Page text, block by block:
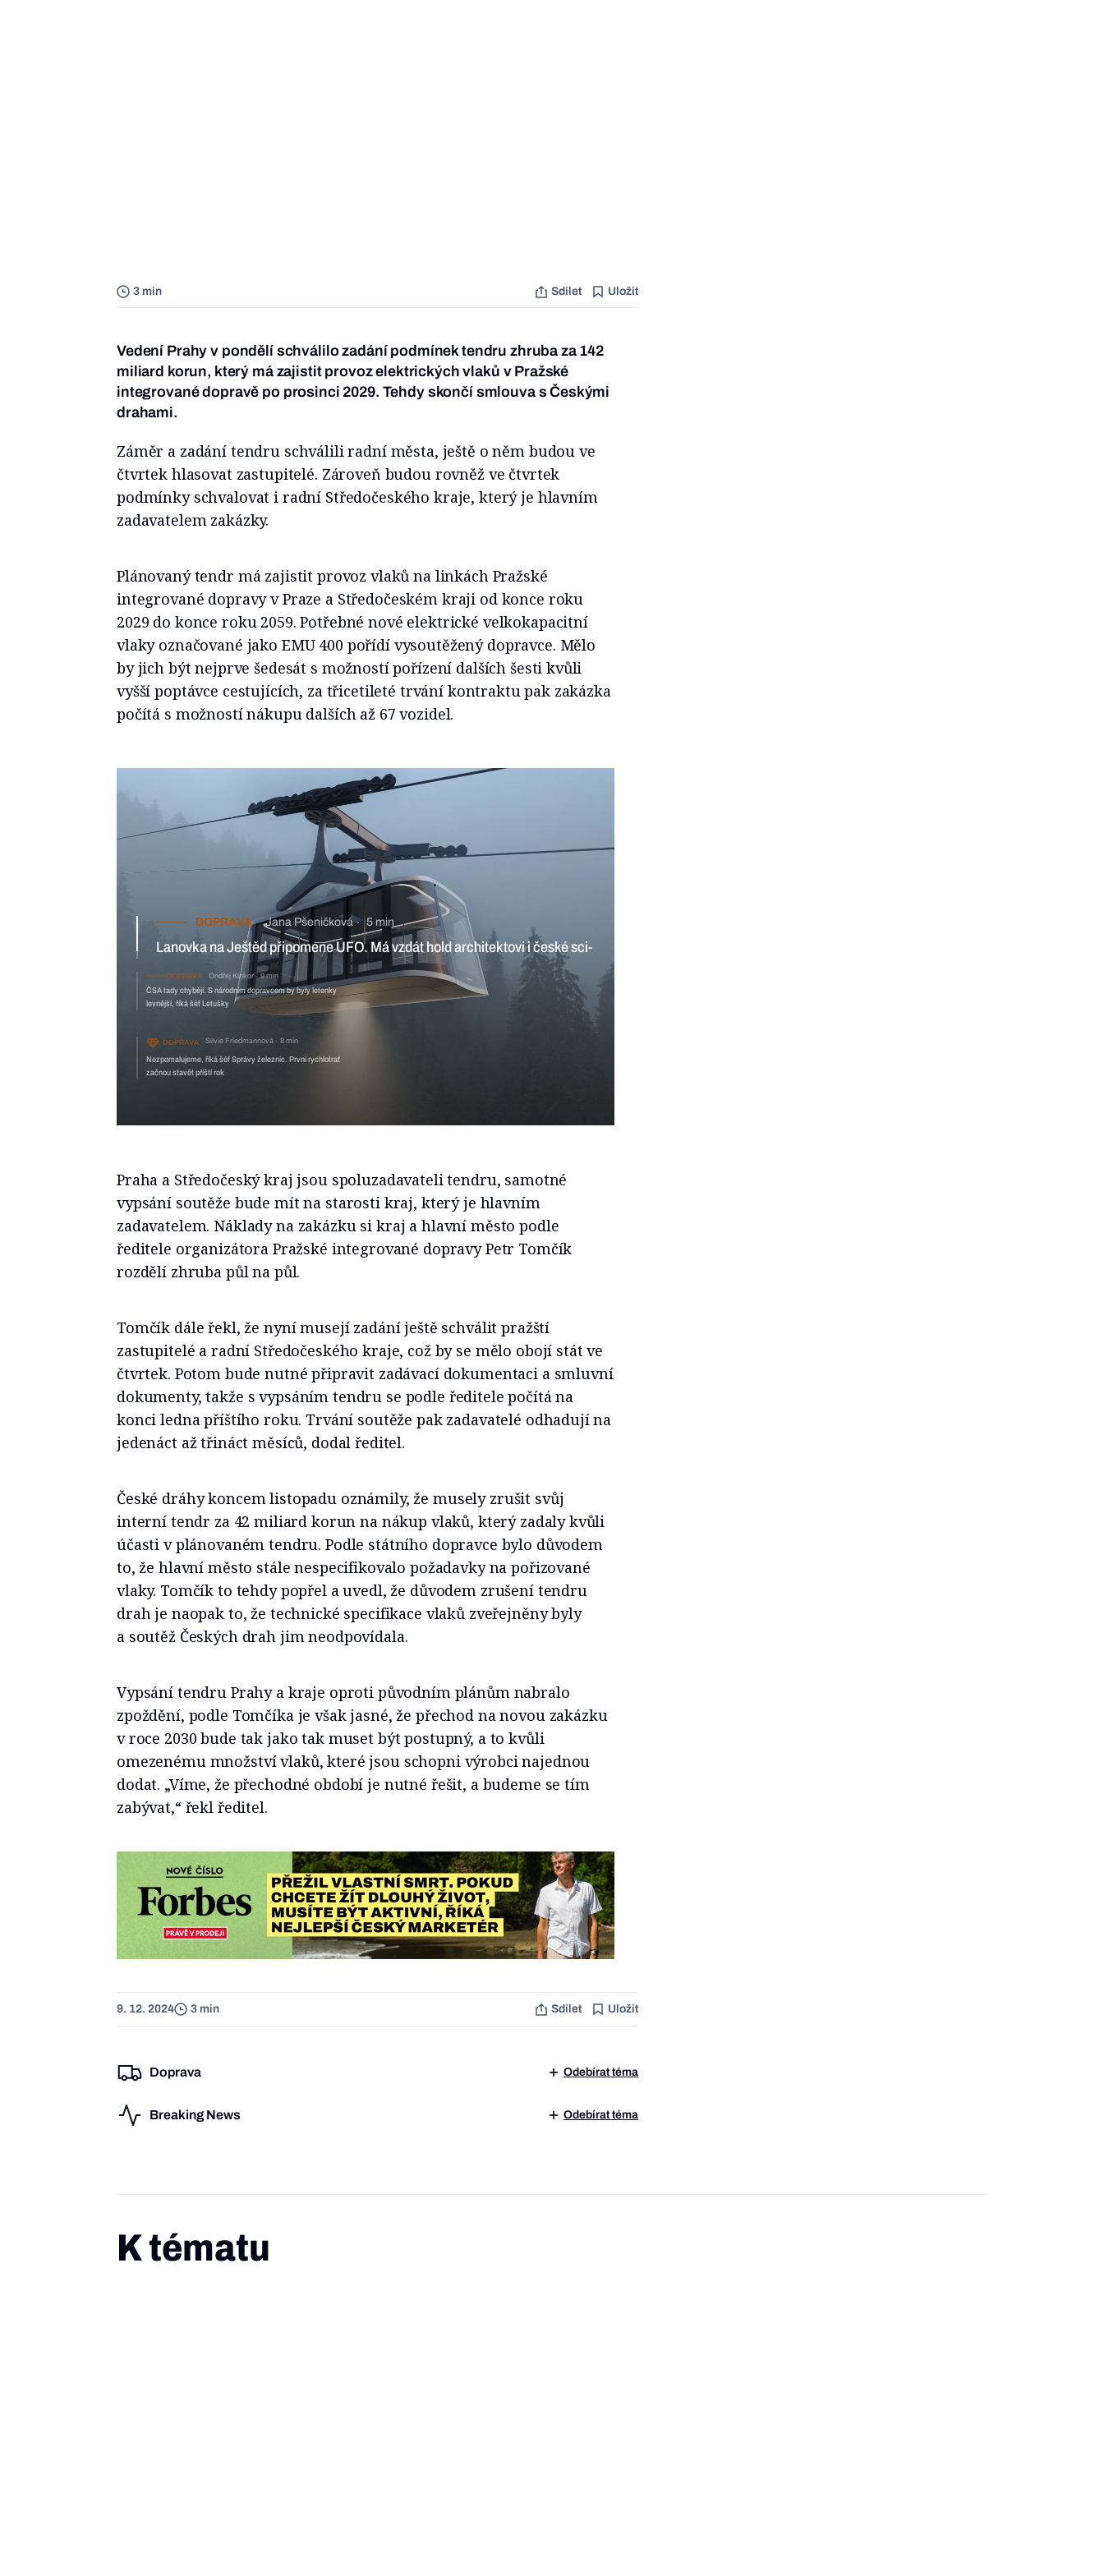
3 min Sdílet Uložit
Vedení Prahy v pondělí schválilo zadání podmínek tendru zhruba za 142
miliard korun, který má zajistit provoz elektrických vlaků v Pražské
integrované dopravě po prosinci 2029. Tehdy skončí smlouva s Českými
drahami.
Záměr a zadání tendru schválili radní města, ještě o něm budou ve
čtvrtek hlasovat zastupitelé. Zároveň budou rovněž ve čtvrtek
podmínky schvalovat i radní Středočeského kraje, který je hlavním
zadavatelem zakázky.
Plánovaný tendr má zajistit provoz vlaků na linkách Pražské
integrované dopravy v Praze a Středočeském kraji od konce roku
2029 do konce roku 2059. Potřebné nové elektrické velkokapacitní
vlaky označované jako EMU 400 pořídí vysoutěžený dopravce. Mělo
by jich být nejprve šedesát s možností pořízení dalších šesti kvůli
vyšší poptávce cestujících, za třicetileté trvání kontraktu pak zakázka
počítá s možností nákupu dalších až 67 vozidel.
5 min
Lanovka na Ještěd připomene UFO. Má vzdát hold architektovi
i české sci-fi
DOPRAVA Ondřej Kinkor 9 min
ČSA tady chybějí. S národním dopravcem by byly letenky levnější, říká šéf
Letušky
DOPRAVA Silvie Friedmannová 8 min
Nezpomalujeme, říká šéf Správy železnic. První rychlotrať
začnou stavět příští rok
Praha a Středočeský kraj jsou spoluzadavateli tendru, samotné
vypsání soutěže bude mít na starosti kraj, který je hlavním
zadavatelem. Náklady na zakázku si kraj a hlavní město podle
ředitele organizátora Pražské integrované dopravy Petr Tomčík
rozdělí zhruba půl na půl.
Tomčík dále řekl, že nyní musejí zadání ještě schválit pražští
zastupitelé a radní Středočeského kraje, což by se mělo obojí stát ve
čtvrtek. Potom bude nutné připravit zadávací dokumentaci a smluvní
dokumenty, takže s vypsáním tendru se podle ředitele počítá na
konci ledna příštího roku. Trvání soutěže pak zadavatelé odhadují na
jedenáct až třináct měsíců, dodal ředitel.
České dráhy koncem listopadu oznámily, že musely zrušit svůj
interní tendr za 42 miliard korun na nákup vlaků, který zadaly kvůli
účasti v plánovaném tendru. Podle státního dopravce bylo důvodem
to, že hlavní město stále nespecifikovalo požadavky na pořizované
vlaky. Tomčík to tehdy popřel a uvedl, že důvodem zrušení tendru
drah je naopak to, že technické specifikace vlaků zveřejněny byly
a soutěž Českých drah jim neodpovídala.
Vypsání tendru Prahy a kraje oproti původním plánům nabralo
zpoždění, podle Tomčíka je však jasné, že přechod na novou zakázku
v roce 2030 bude tak jako tak muset být postupný, a to kvůli
omezenému množství vlaků, které jsou schopni výrobci najednou
dodat. „Víme, že přechodné období je nutné řešit, a budeme se tím
zabývat,“ řekl ředitel.
9. 12. 2024 3 min Sdílet Uložit
Doprava Odebírat téma
Breaking News Odebírat téma
K tématu